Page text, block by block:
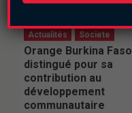
Actualités Societe
Orange Burkina Faso
distingué pour sa
contribution au
développement
communautaire